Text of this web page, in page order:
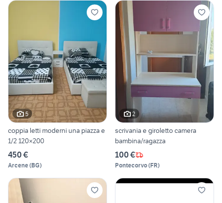
5
coppia letti moderni una piazza e
1/2 120×200
450 €
Arcene(BG)
2
scrivania e giroletto camera
bambina/ragazza
100 €
Pontecorvo(FR)